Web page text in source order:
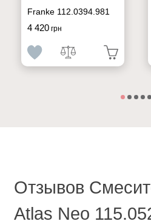
Franke 112.0394.981
4 420грн
Отзывов
Atlas Neo